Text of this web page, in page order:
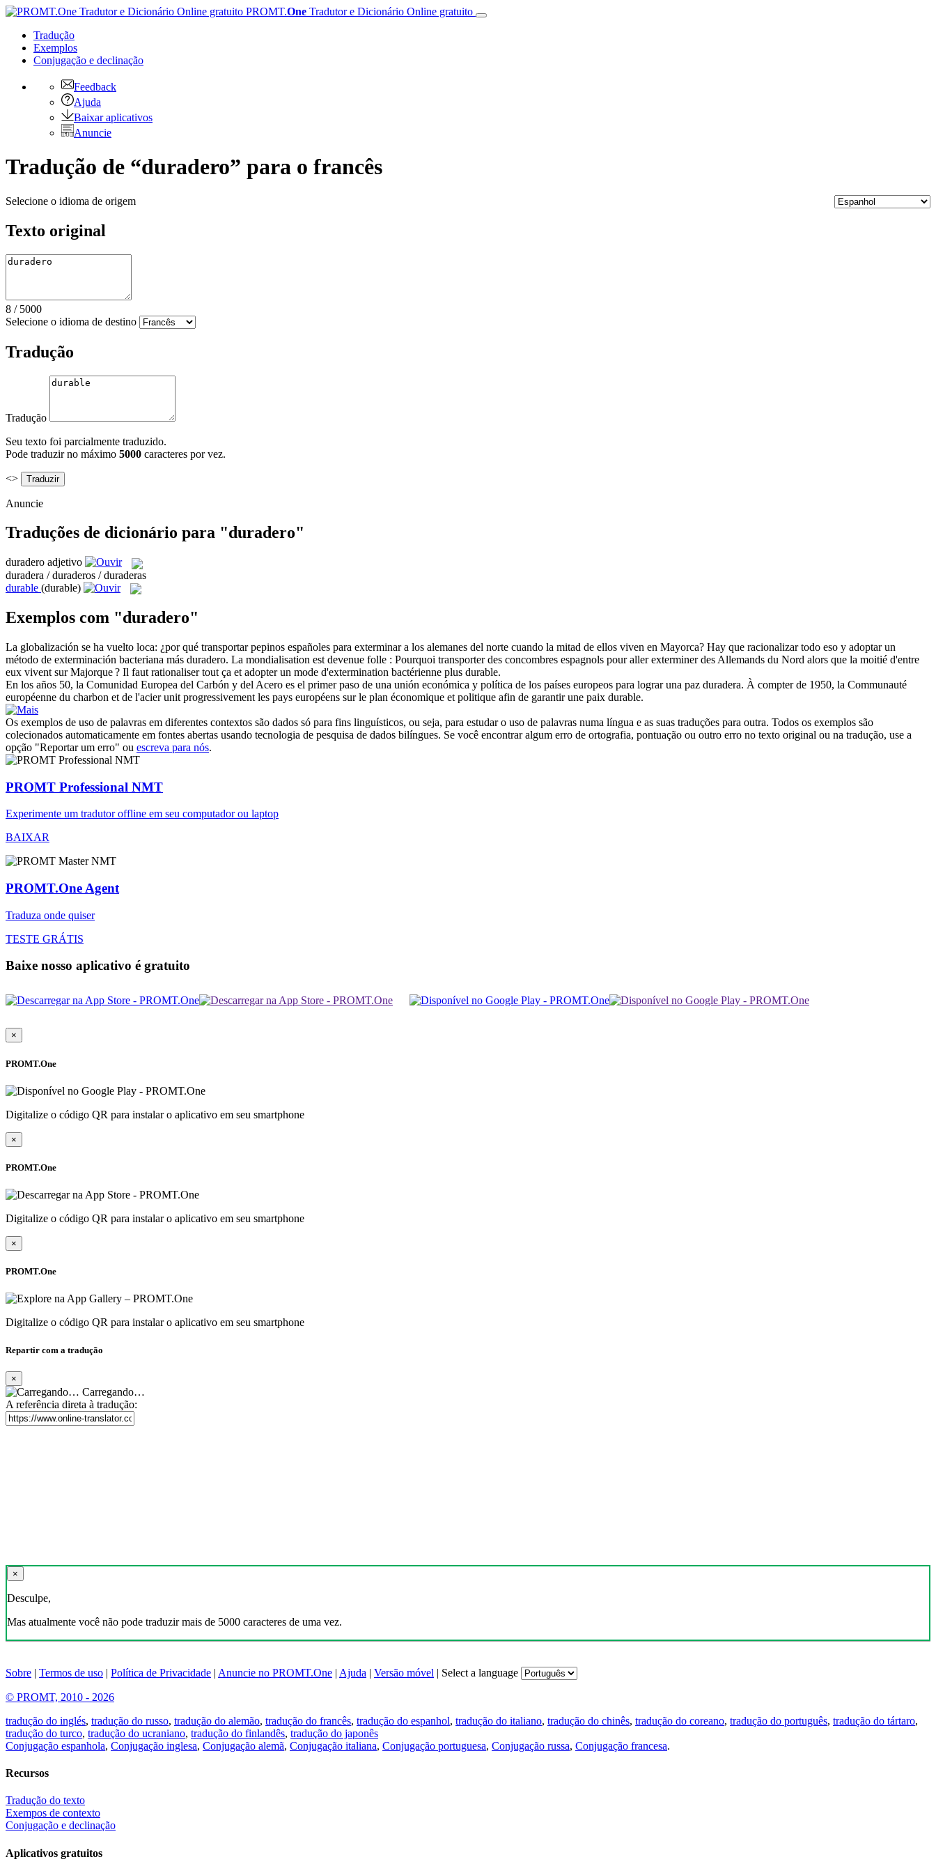
PROMT.One Tradutor e Dicionário Online gratuito
Tradução
Exemplos
Conjugação e declinação
Feedback
Ajuda
Baixar aplicativos
Anuncie
Tradução de “duradero” para o francês
Selecione o idioma de origem
Texto original
8 / 5000
Selecione o idioma de destino
Tradução
Tradução
Seu texto foi parcialmente traduzido.
Pode traduzir no máximo 5000 caracteres por vez.
<>
Anuncie
Traduções de dicionário para "duradero"
duradero adjetivo
duradera / duraderos / duraderas
durable (durable)
Exemplos com "duradero"
La globalización se ha vuelto loca: ¿por qué transportar pepinos españoles para exterminar a los alemanes del norte cuando la mitad de ellos viven en Mayorca? Hay que racionalizar todo eso y adoptar un
método de exterminación bacteriana más duradero. La mondialisation est devenue folle : Pourquoi transporter des concombres espagnols pour aller exterminer des Allemands du Nord alors que la moitié d'entre
eux vivent sur Majorque ? Il faut rationaliser tout ça et adopter un mode d'extermination bactérienne plus durable.
En los años 50, la Comunidad Europea del Carbón y del Acero es el primer paso de una unión económica y política de los países europeos para lograr una paz duradera. À compter de 1950, la Communauté
européenne du charbon et de l'acier unit progressivement les pays européens sur le plan économique et politique afin de garantir une paix durable.
Os exemplos de uso de palavras em diferentes contextos são dados só para fins linguísticos, ou seja, para estudar o uso de palavras numa língua e as suas traduções para outra. Todos os exemplos são
colecionados automaticamente em fontes abertas usando tecnologia de pesquisa de dados bilíngues. Se você encontrar algum erro de ortografia, pontuação ou outro erro no texto original ou na tradução, use a
opção "Reportar um erro" ou escreva para nós.
PROMT Professional NMT
Experimente um tradutor offline em seu computador ou laptop
BAIXAR
PROMT.One Agent
Traduza onde quiser
TESTE GRÁTIS
Baixe nosso aplicativo é gratuito
×
PROMT.One
Digitalize o código QR para instalar o aplicativo em seu smartphone
×
PROMT.One
Digitalize o código QR para instalar o aplicativo em seu smartphone
×
PROMT.One
Digitalize o código QR para instalar o aplicativo em seu smartphone
Repartir com a tradução
×
Carregando…
A referência direta à tradução:
×
Desculpe,
Mas atualmente você não pode traduzir mais de 5000 caracteres de uma vez.
Sobre | Termos de uso | Política de Privacidade | Anuncie no PROMT.One | Ajuda | Versão móvel | Select a language
© PROMT, 2010 - 2026
tradução do inglés, tradução do russo, tradução do alemão, tradução do francês, tradução do espanhol, tradução do italiano, tradução do chinês, tradução do coreano, tradução do português, tradução do tártaro,
tradução do turco, tradução do ucraniano, tradução do finlandês, tradução do japonês
Conjugação espanhola, Conjugação inglesa, Conjugação alemã, Conjugação italiana, Conjugação portuguesa, Conjugação russa, Conjugação francesa.
Recursos
Tradução do texto
Exempos de contexto
Conjugação e declinação
Aplicativos gratuitos